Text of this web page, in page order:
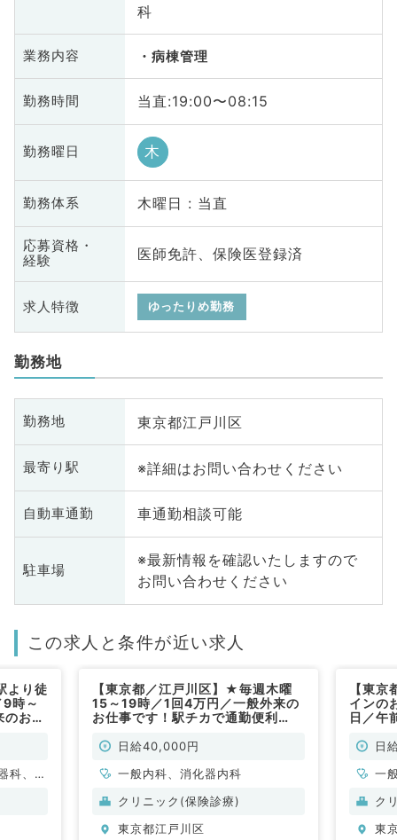
科
業務内容 病棟管理
勤務時間 当直:19:00〜08:15
勤務曜日 木
勤務体系 木曜日 : 当直
応募資格・
経験
医師免許、保険医登録済
求人特徴 ゆったりめ勤務
勤務地
勤務地 東京都江戸川区
最寄り駅 ※詳細はお問い合わせください
自動車通勤 車通勤相談可能
駐車場
※最新情報を確認いたしますので
お問い合わせください
この求人と条件が近い求人
より徒
時～
お仕
科、一
【東京都／江戸川区】★毎週木曜
15～19時／1回4万円／一般外来の
お仕事です！駅チカで通勤便利
日給40,000円
一般内科、消化器内科
クリニック(保険診療)
東京都江戸川区
【東
インの
日／午
内科／
日
一
ク
東